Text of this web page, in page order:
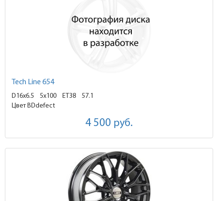
Tech Line 654
D16x6.5 5x100 ET38
57.1
Цвет BDdefect
4 500 руб.